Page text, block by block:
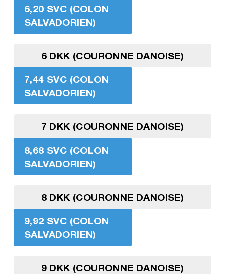
6,20 SVC (COLON
SALVADORIEN)
6 DKK (COURONNE DANOISE)
7,44 SVC (COLON
SALVADORIEN)
7 DKK (COURONNE DANOISE)
8,68 SVC (COLON
SALVADORIEN)
8 DKK (COURONNE DANOISE)
9,92 SVC (COLON
SALVADORIEN)
9 DKK (COURONNE DANOISE)